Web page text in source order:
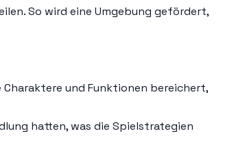
So wird eine Umgebung gefördert,
Charaktere und Funktionen bereichert,
hatten, was die Spielstrategien